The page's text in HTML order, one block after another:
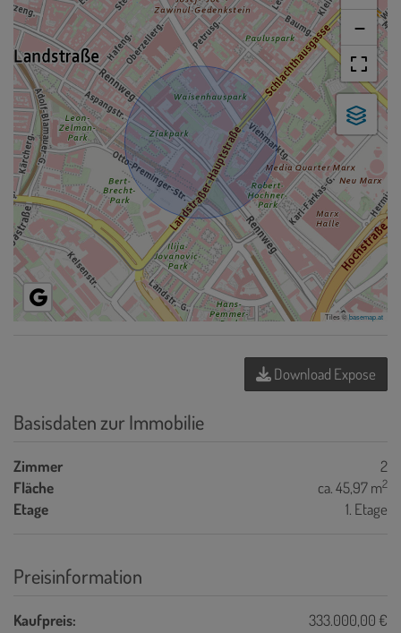
−
Tiles ©basemap.at
Download Expose
Basisdaten zur Immobilie
Zimmer
2
Fläche
ca. 45,97 m2
Etage 1. Etage
Preisinformation
Kaufpreis: 333.000,00 €